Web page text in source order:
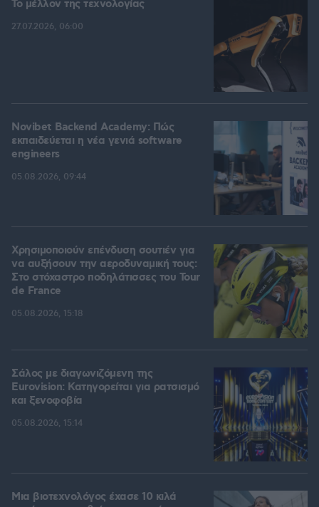
Το μέλλον της τεχνολογίας
27.07.2026, 06:00
Novibet Backend Academy: Πώς
εκπαιδεύεται η νέα γενιά software
engineers
05.08.2026, 09:44
Χρησιμοποιούν επένδυση σουτιέν για
να αυξήσουν την αεροδυναμική τους:
Στο στόχαστρο ποδηλάτισσες του Tour
de France
05.08.2026, 15:18
Σάλος με διαγωνιζόμενη της
Eurovision: Κατηγορείται για ρατσισμό
και ξενοφοβία
05.08.2026, 15:14
Μια βιοτεχνολόγος έχασε 10 κιλά